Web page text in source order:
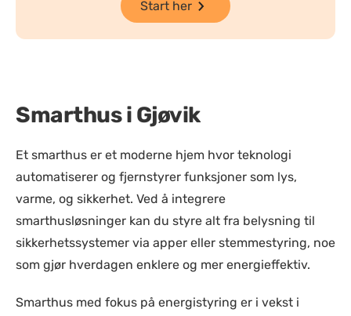
Start her
Smarthus i Gjøvik
Et smarthus er et moderne hjem hvor teknologi
automatiserer og fjernstyrer funksjoner som lys,
varme, og sikkerhet. Ved å integrere
smarthusløsninger kan du styre alt fra belysning til
sikkerhetssystemer via apper eller stemmestyring, noe
som gjør hverdagen enklere og mer energieffektiv.
Smarthus med fokus på energistyring er i vekst i